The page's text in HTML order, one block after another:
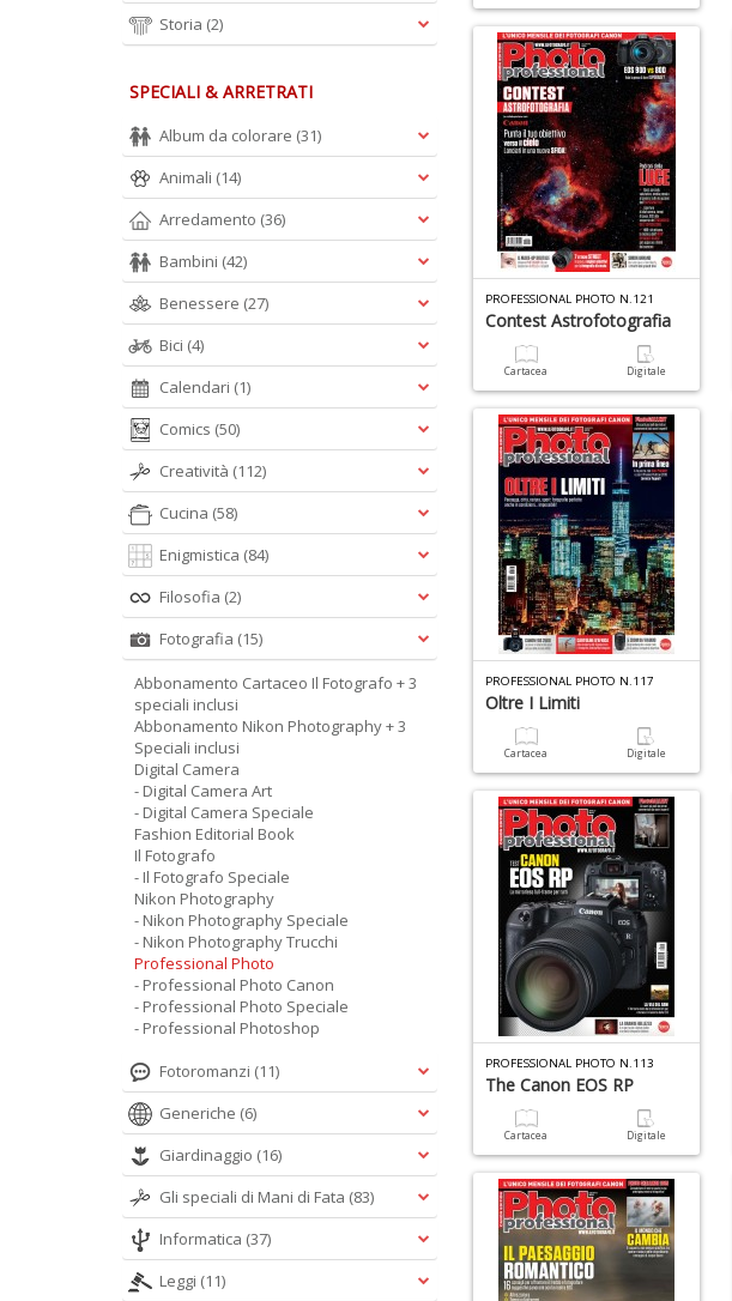
PROFESSIONAL PHOTO N.121
Contest Astrofotografia
Cartacea Digitale
PROFESSIONAL PHOTO N.117
Oltre I Limiti
Cartacea Digitale
PROFESSIONAL PHOTO N.113
The Canon EOS RP
Cartacea Digitale
Storia (2)
SPECIALI & ARRETRATI
Album da colorare (31)
Animali (14)
Arredamento (36)
Bambini (42)
Benessere (27)
Bici (4)
Calendari (1)
Comics (50)
Creatività (112)
Cucina (58)
Enigmistica (84)
Filosofia (2)
Fotografia (15)
Abbonamento Cartaceo Il Fotografo + 3
speciali inclusi
Abbonamento Nikon Photography + 3
Speciali inclusi
Digital Camera
- Digital Camera Art
- Digital Camera Speciale
Fashion Editorial Book
Il Fotografo
- Il Fotografo Speciale
Nikon Photography
- Nikon Photography Speciale
- Nikon Photography Trucchi
Professional Photo
- Professional Photo Canon
- Professional Photo Speciale
- Professional Photoshop
Fotoromanzi (11)
Generiche (6)
Giardinaggio (16)
Gli speciali di Mani di Fata (83)
Informatica (37)
Leggi (11)